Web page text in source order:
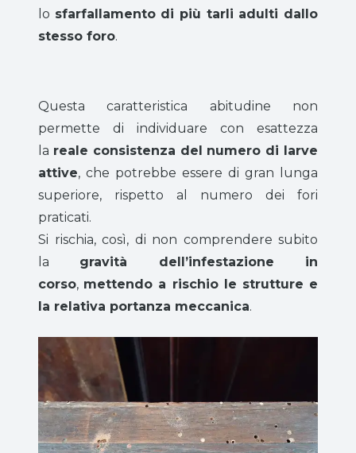
lo sfarfallamento di più tarli adulti dallo
stesso foro.
Questa caratteristica abitudine non
permette di individuare con esattezza
la reale consistenza del numero di larve
attive, che potrebbe essere di gran lunga
superiore, rispetto al numero dei fori
praticati.
Si rischia, così, di non comprendere subito
la gravità dell’infestazione in
corso, mettendo a rischio le strutture e
la relativa portanza meccanica.